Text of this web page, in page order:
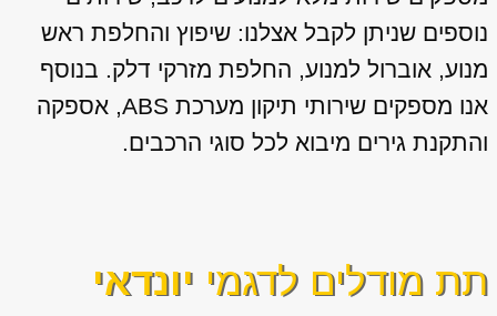
נוספים שניתן לקבל אצלנו: שיפוץ והחלפת ראש
מנוע, אוברול למנוע, החלפת מזרקי דלק. בנוסף
אנו מספקים שירותי תיקון מערכת ABS, אספקה
והתקנת גירים מיבוא לכל סוגי הרכבים.
תת מודלים לדגמי יונדאי